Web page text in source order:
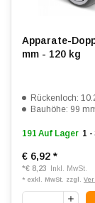
Apparate-
mm - 120 kg
Rückenloch:
Bauhöhe: 99
191 Auf Lager 1 -
€ 6,92 *
*€ 8,23 Inkl. MwSt.
* exkl. MwSt. zzgl.